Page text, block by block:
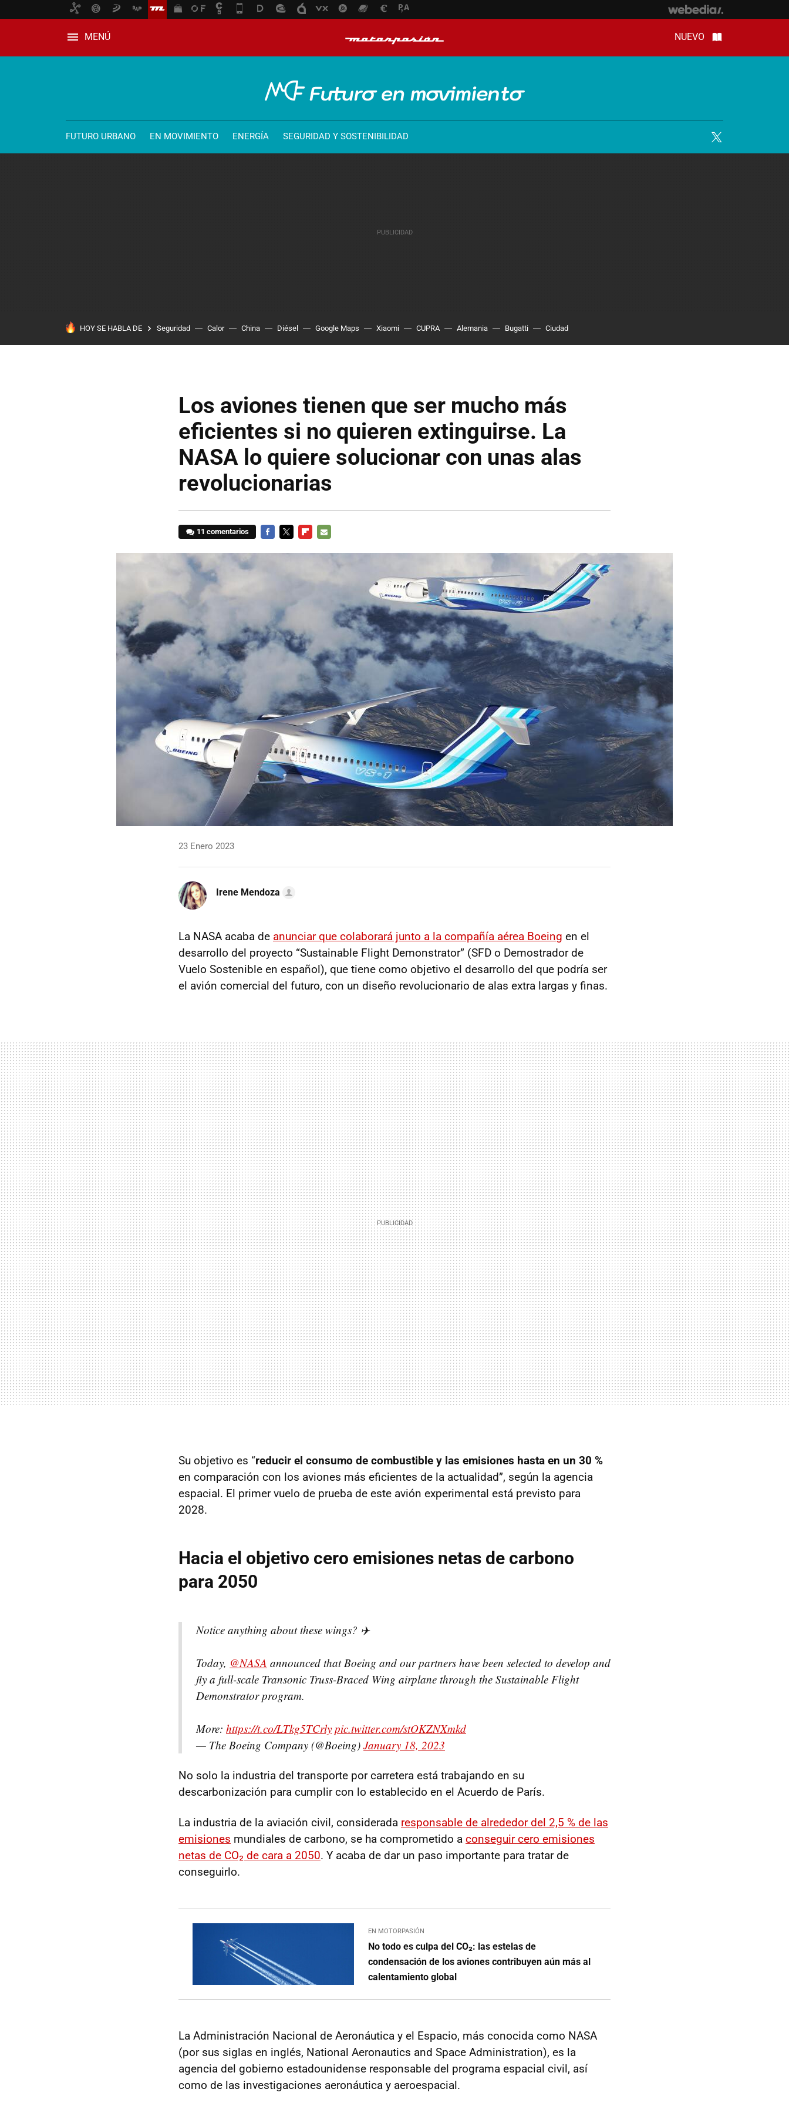
MENÚ NUEVO
FUTURO URBANO EN MOVIMIENTO ENERGÍA SEGURIDAD Y SOSTENIBILIDAD
HOY SE HABLA DE Seguridad Calor China Diésel Google Maps Xiaomi CUPRA Alemania Bugatti Ciudad
Los aviones tienen que ser mucho más
eficientes si no quieren extinguirse. La
NASA lo quiere solucionar con unas alas
revolucionarias
11 comentarios
23 Enero 2023
Irene Mendoza
La NASA acaba de anunciar que colaborará junto a la compañía aérea Boeing en el
desarrollo del proyecto “Sustainable Flight Demonstrator” (SFD o Demostrador de
Vuelo Sostenible en español), que tiene como objetivo el desarrollo del que podría ser
el avión comercial del futuro, con un diseño revolucionario de alas extra largas y finas.
Su objetivo es “reducir el consumo de combustible y las emisiones hasta en un 30 %
en comparación con los aviones más eficientes de la actualidad”, según la agencia
espacial. El primer vuelo de prueba de este avión experimental está previsto para
2028.
Hacia el objetivo cero emisiones netas de carbono
para 2050
Notice anything about these wings? ✈️
Today, @NASA announced that Boeing and our partners have been selected to develop and
fly a full-scale Transonic Truss-Braced Wing airplane through the Sustainable Flight
Demonstrator program.
More: https://t.co/LTkg5TCrly pic.twitter.com/stOKZNXmkd
— The Boeing Company (@Boeing) January 18, 2023
No solo la industria del transporte por carretera está trabajando en su
descarbonización para cumplir con lo establecido en el Acuerdo de París.
La industria de la aviación civil, considerada responsable de alrededor del 2,5 % de las
emisiones mundiales de carbono, se ha comprometido a conseguir cero emisiones
netas de CO₂ de cara a 2050. Y acaba de dar un paso importante para tratar de
conseguirlo.
EN MOTORPASIÓN
No todo es culpa del CO₂: las estelas de
condensación de los aviones contribuyen aún más al
calentamiento global
La Administración Nacional de Aeronáutica y el Espacio, más conocida como NASA
(por sus siglas en inglés, National Aeronautics and Space Administration), es la
agencia del gobierno estadounidense responsable del programa espacial civil, así
como de las investigaciones aeronáutica y aeroespacial.